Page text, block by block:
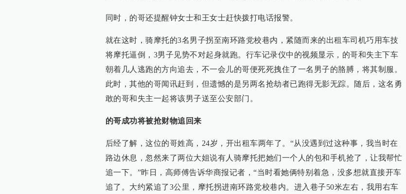
同时，的哥还提醒钟女士和王女士赶快拨打电话报警。
就在这时，骑摩托的3名男子拐至南环路党校巷内，紧随而来的出租车司机巧用车技
将摩托逼倒，3男子见势不对起身就跑。行车记录仪中的视频显示，的哥和失主下车
朝着几人逃跑的方向追去，不一会儿的哥便死死拽住了一名男子的胳膊，将其制服。
此时，其他的哥闻讯赶到，但遗憾的是另两名抢劫者已跑得无影无踪。随后，这名勇
敢的哥和失主一起将该男子送至公安部门。
的哥成功将被抢财物追回来
后经了解，这位的哥姓高，24岁，开出租车两年了。“从没遇到过这种事，我当时在
路边休息，忽然来了两位大姐说有人骑摩托把她们一个人的包和手机抢了，让我帮忙
追一下。”昨日，高师傅告诉华商报记者，“当时看她俩特别着急，没多想就直接开车
追了。大约紧追了3公里，摩托拐进南环路党校巷内。进入巷子50米左右，我用右车